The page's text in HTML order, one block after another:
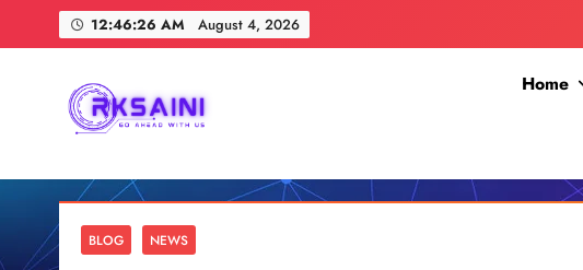
12:46:27 AM August 4, 2026
RKSAINI
Home
BLOG NEWS